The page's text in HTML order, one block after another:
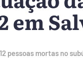
em
pessoas mortas no